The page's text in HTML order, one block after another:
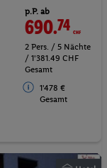
p.P. ab
690.74CHF
2 Pers. / 5 Nächte
/ 1'381.49 CHF
Gesamt
1'478 €
Gesamt